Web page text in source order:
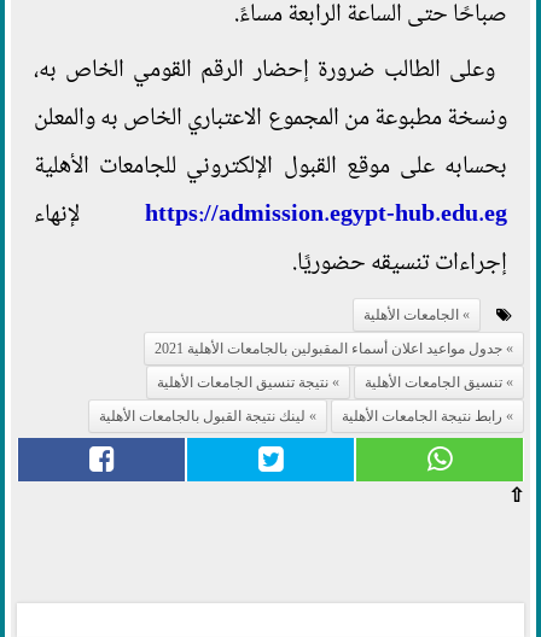
صباحًا حتى الساعة الرابعة مساءً.
وعلى الطالب ضرورة إحضار الرقم القومي الخاص به،
ونسخة مطبوعة من المجموع الاعتباري الخاص به والمعلن
بحسابه على موقع القبول الإلكتروني للجامعات الأهلية
https://admission.egypt-hub.edu.eg لإنهاء
إجراءات تنسيقه حضوريًا.
الجامعات الأهلية
جدول مواعيد اعلان أسماء المقبولين بالجامعات الأهلية 2021
تنسيق الجامعات الأهلية
نتيجة تنسيق الجامعات الأهلية
رابط نتيجة الجامعات الأهلية
لينك نتيجة القبول بالجامعات الأهلية
⇧